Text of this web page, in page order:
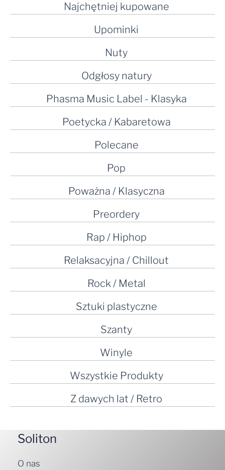
Najchętniej kupowane
Upominki
Nuty
Odgłosy natury
Phasma Music Label - Klasyka
Poetycka / Kabaretowa
Polecane
Pop
Poważna / Klasyczna
Preordery
Rap / Hiphop
Relaksacyjna / Chillout
Rock / Metal
Sztuki plastyczne
Szanty
Winyle
Wszystkie Produkty
Z dawych lat / Retro
Soliton
O nas